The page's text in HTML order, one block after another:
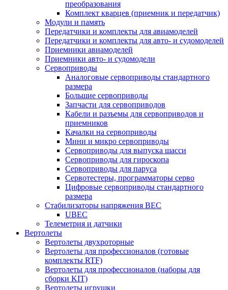
преобразования
Комплект кварцев (приемник и передатчик)
Модули и память
Передатчики и комплекты для авиамоделей
Передатчики и комплекты для авто- и судомоделей
Приемники авиамоделей
Приемники авто- и судомодели
Сервоприводы
Аналоговые сервоприводы стандартного
размера
Большие сервоприводы
Запчасти для сервоприводов
Кабели и разъемы для сервоприводов и
приемников
Качалки на сервоприводы
Мини и микро сервоприводы
Сервоприводы для выпуска шасси
Сервоприводы для гироскопа
Сервоприводы для паруса
Сервотестеры, программаторы серво
Цифровые сервоприводы стандартного
размера
Стабилизаторы напряжения BEC
UBEC
Телеметрия и датчики
Вертолеты
Вертолеты двухроторные
Вертолеты для профессионалов (готовые
комплекты RTF)
Вертолеты для профессионалов (наборы для
сборки KIT)
Вертолеты игрушки